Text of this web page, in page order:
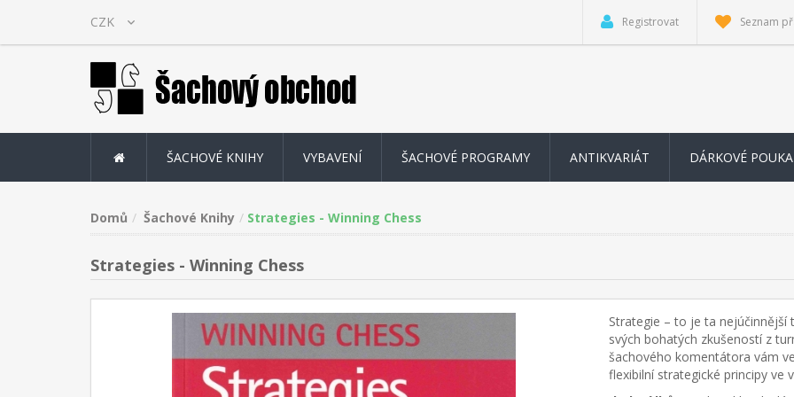
Registrovat Seznam
ŠACHOVÉ KNIHY VYBAVENÍ ŠACHOVÉ PROGRAMY ANTIKVARIÁT DÁRKOVÉ
Domů Šachové Knihy Strategies - Winning Chess
Strategies - Winning Chess
Strategie – to je ta nejúčinnější
svých bohatých zkušeností z
šachového komentátora vám
flexibilní strategické principy ve